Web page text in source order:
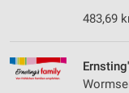
483,69